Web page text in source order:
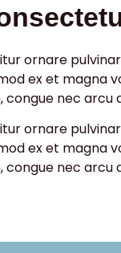
ornare
ex et
nec arcu
ornare
ex et
nec arcu